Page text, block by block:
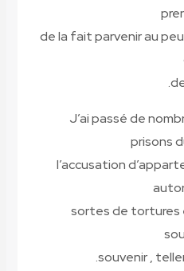
de la fait parvenir au
« J’ai passé de
prisons
l’accusation
sortes de tortures
souvenir ,